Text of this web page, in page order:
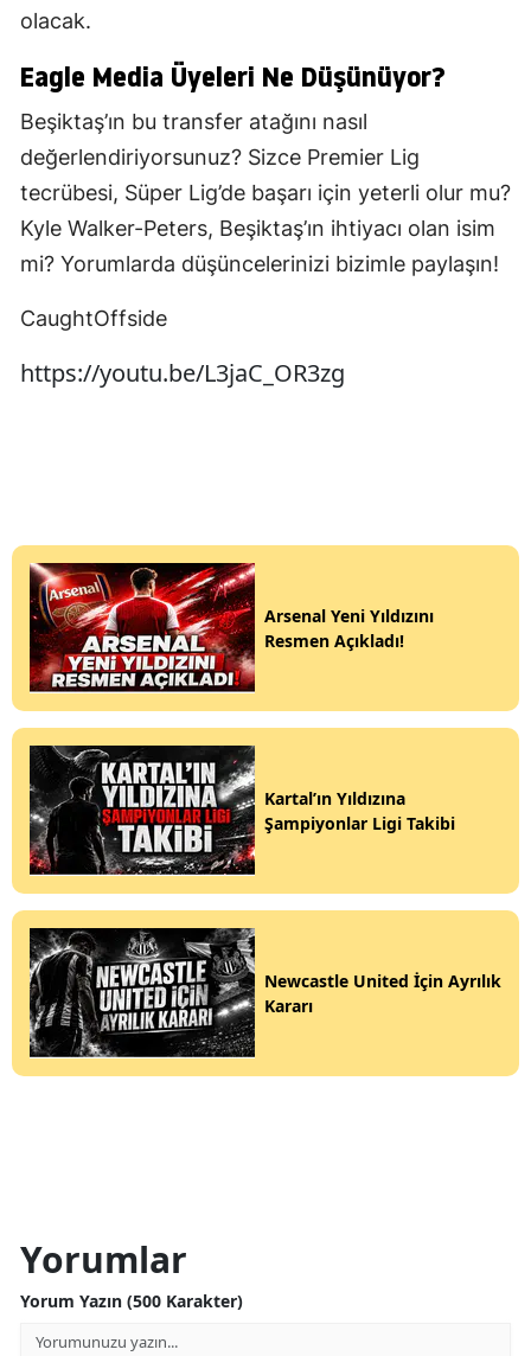
olacak.
Eagle Media Üyeleri Ne Düşünüyor?
Beşiktaş’ın bu transfer atağını nasıl
değerlendiriyorsunuz? Sizce Premier Lig
tecrübesi, Süper Lig’de başarı için yeterli olur mu?
Kyle Walker-Peters, Beşiktaş’ın ihtiyacı olan isim
mi? Yorumlarda düşüncelerinizi bizimle paylaşın!
CaughtOffside
https://youtu.be/L3jaC_OR3zg
Arsenal Yeni Yıldızını
Resmen Açıkladı!
Kartal’ın Yıldızına
Şampiyonlar Ligi Takibi
Newcastle United İçin Ayrılık
Kararı
Yorumlar
Yorum Yazın (500 Karakter)